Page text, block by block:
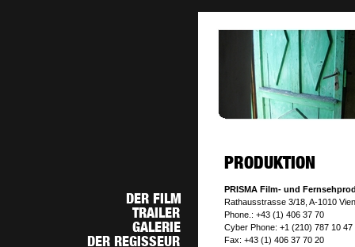
PRISMA Film- und
Rathausstrasse 3/18, A-1010
Phone.: +43 (1) 406 37 70
Cyber Phone: +1 (210) 787 10 47
Fax: +43 (1) 406 37 70 20